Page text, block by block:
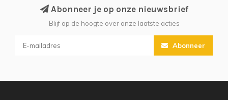
Abonneer je op onze nieuwsbrief
Blijf op de hoogte over onze laatste acties
Abonneer